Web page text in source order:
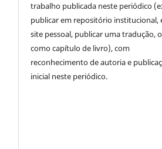
trabalho publicada neste periódico
publicar em repositório institucional,
site pessoal, publicar uma tradução,
como capítulo de livro), com
reconhecimento de autoria e
inicial neste periódico.